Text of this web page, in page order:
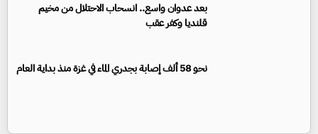
بعد عدوان واسع.. انسحاب الاحتلال من مخيم
قلنديا وكفر عقب
نحو 58 ألف إصابة بجدري الماء في غزة منذ بداية العام